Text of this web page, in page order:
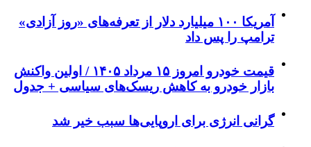
آمریکا ۱۰۰ میلیارد دلار از تعرفه‌های «روز آزادی»
ترامپ را پس داد
قیمت خودرو امروز ۱۵ مرداد ۱۴۰۵ / اولین واکنش
بازار خودرو به کاهش ریسک‌های سیاسی + جدول
گرانی انرژی برای اروپایی‌ها سبب خیر شد